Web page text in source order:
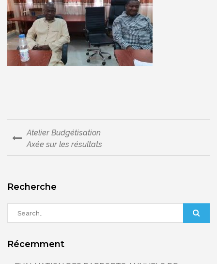
Navigation
de
l’article
Atelier Budgétisation
Axée sur les résultats
Recherche
Récemment